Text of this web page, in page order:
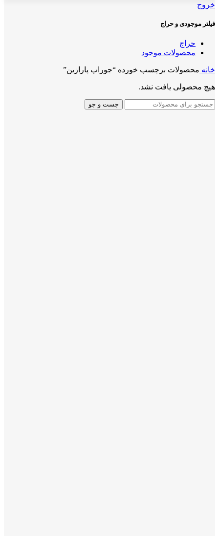
خروج
فیلتر موجودی و حراج
حراج
محصولات موجود
خانه محصولات برچسب خورده “جوراب پارازین”
هیچ محصولی یافت نشد.
جست و جو